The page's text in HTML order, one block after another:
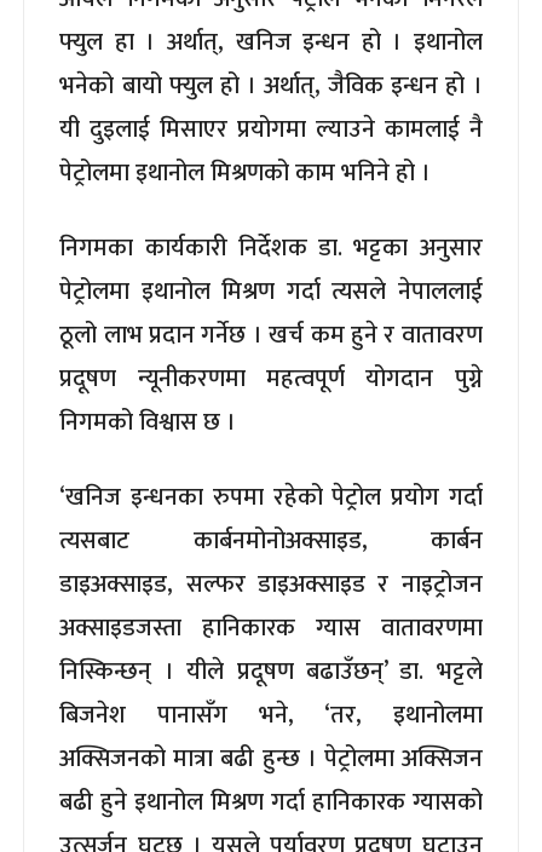
फ्युल हा । अर्थात्, खनिज इन्धन हो । इथानोल
भनेको बायो फ्युल हो । अर्थात्, जैविक इन्धन हो ।
यी दुइलाई मिसाएर प्रयोगमा ल्याउने कामलाई नै
पेट्रोलमा इथानोल मिश्रणको काम भनिने हो ।
निगमका कार्यकारी निर्देशक डा. भट्टका अनुसार
पेट्रोलमा इथानोल मिश्रण गर्दा त्यसले नेपाललाई
ठूलो लाभ प्रदान गर्नेछ । खर्च कम हुने र वातावरण
प्रदूषण न्यूनीकरणमा महत्वपूर्ण योगदान पुग्ने
निगमको विश्वास छ ।
‘खनिज इन्धनका रुपमा रहेको पेट्रोल प्रयोग गर्दा
त्यसबाट कार्बनमोनोअक्साइड, कार्बन
डाइअक्साइड, सल्फर डाइअक्साइड र नाइट्रोजन
अक्साइडजस्ता हानिकारक ग्यास वातावरणमा
निस्किन्छन् । यीले प्रदूषण बढाउँछन्’ डा. भट्टले
बिजनेश पानासँग भने, ‘तर, इथानोलमा
अक्सिजनको मात्रा बढी हुन्छ । पेट्रोलमा अक्सिजन
बढी हुने इथानोल मिश्रण गर्दा हानिकारक ग्यासको